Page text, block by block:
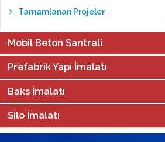
Tamamlanan Projeler
Mobil Beton Santrali
Prefabrik Yapı İmalatı
Baks İmalatı
Silo İmalatı